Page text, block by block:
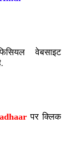
वेबसाइट
पर क्लिक